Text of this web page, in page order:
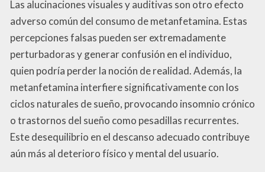
Las alucinaciones visuales y auditivas son otro efecto
adverso común del consumo de metanfetamina. Estas
percepciones falsas pueden ser extremadamente
perturbadoras y generar confusión en el individuo,
quien podría perder la noción de realidad. Además, la
metanfetamina interfiere significativamente con los
ciclos naturales de sueño, provocando insomnio crónico
o trastornos del sueño como pesadillas recurrentes.
Este desequilibrio en el descanso adecuado contribuye
aún más al deterioro físico y mental del usuario.